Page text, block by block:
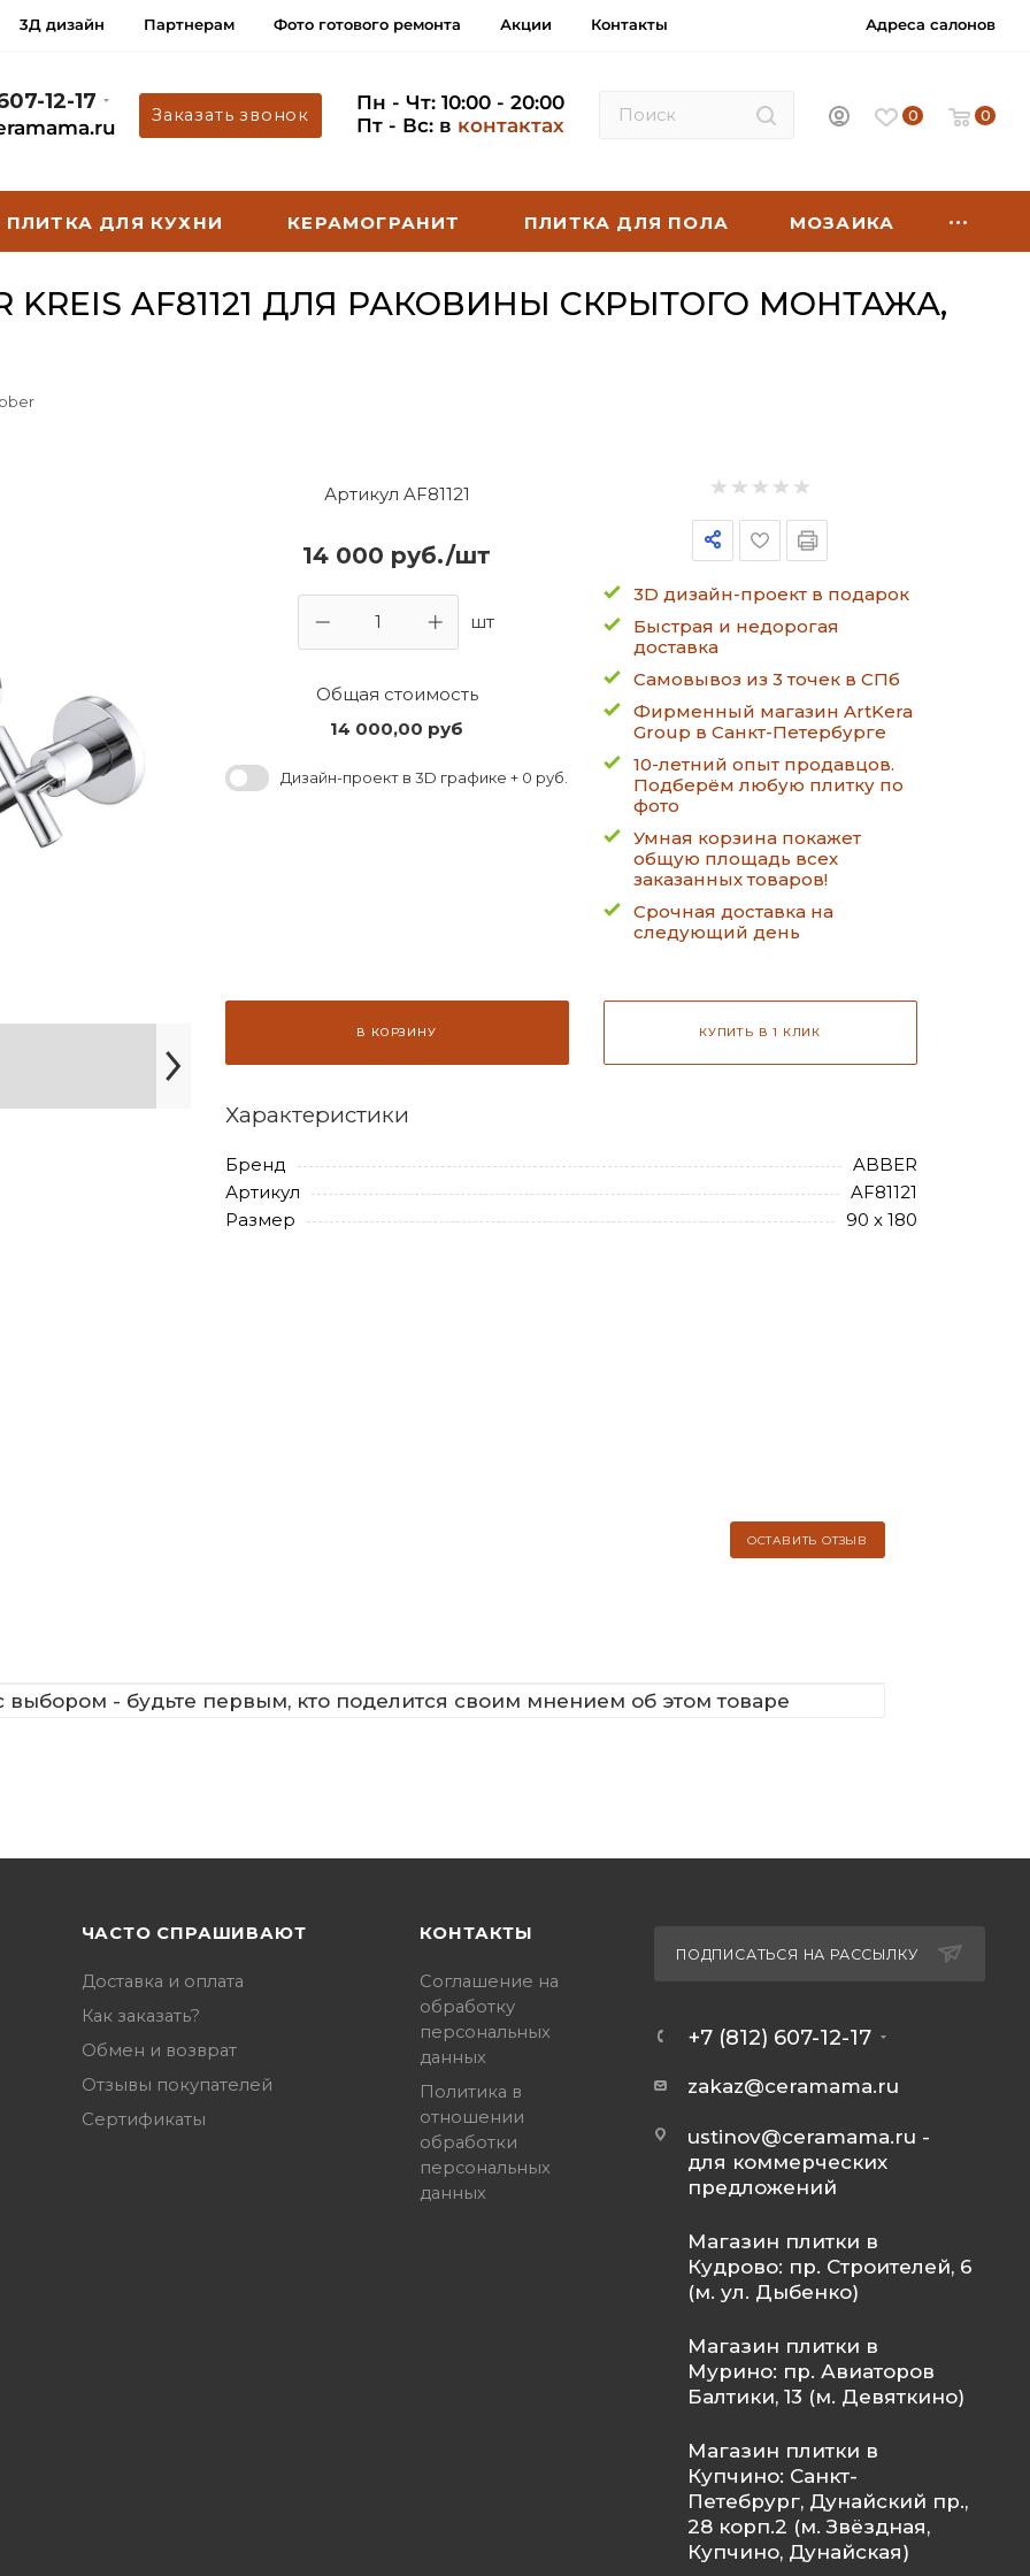
3Д дизайн Партнерам Фото готового ремонта Акции Контакты Адреса салонов
12-17
Заказать звонок
Пн - Чт: 10:00 - 20:00
Пт - Вс: в контактах 0 0
ПЛИТКА ДЛЯ КУХНИ КЕРАМОГРАНИТ ПЛИТКА ДЛЯ ПОЛА МОЗАИКА
KREIS AF81121 ДЛЯ РАКОВИНЫ СКРЫТОГО МОНТАЖА,
Артикул AF81121
14 000 руб./шт
шт
Общая стоимость
14 000,00 руб
Дизайн-проект в 3D графике + 0 руб.
3D дизайн-проект в подарок
Быстрая и недорогая
доставка
Самовывоз из 3 точек в СПб
Фирменный магазин ArtKera
Group в Санкт-Петербурге
10-летний опыт продавцов.
Подберём любую плитку по
фото
Умная корзина покажет
общую площадь всех
заказанных товаров!
Срочная доставка на
следующий день
В КОРЗИНУ КУПИТЬ В 1 КЛИК
Характеристики
Бренд
ABBER
Артикул
AF81121
Размер
90 х 180
ОСТАВИТЬ ОТЗЫВ
- будьте первым, кто поделится своим мнением об этом товаре
ЧАСТО СПРАШИВАЮТ
Доставка и оплата
Как заказать?
Обмен и возврат
Отзывы покупателей
Сертификаты
КОНТАКТЫ
Соглашение на
обработку
персональных
данных
Политика в
отношении
обработки
персональных
данных
ПОДПИСАТЬСЯ НА РАССЫЛКУ
+7 (812) 607-12-17
zakaz@ceramama.ru
ustinov@ceramama.ru -
для коммерческих
предложений
Магазин плитки в
Кудрово: пр. Строителей, 6
(м. ул. Дыбенко)
Магазин плитки в
Мурино: пр. Авиаторов
Балтики, 13 (м. Девяткино)
Магазин плитки в
Купчино: Санкт-
Петебрург, Дунайский пр.,
28 корп.2 (м. Звёздная,
Купчино, Дунайская)